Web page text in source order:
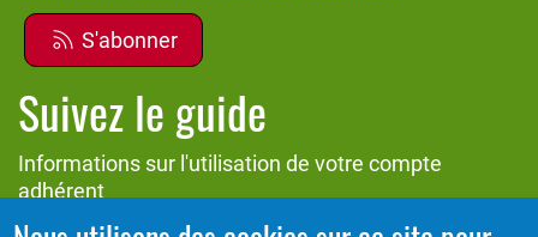
S'abonner
Suivez le guide
Informations sur l'utilisation de votre compte
adhérent